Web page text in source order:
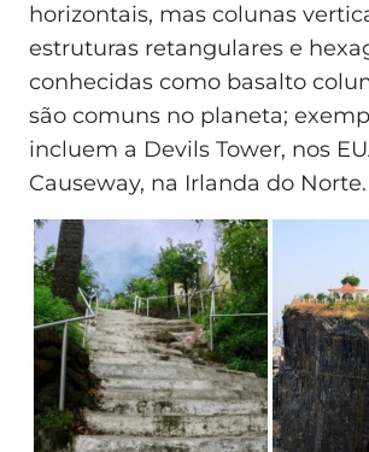
horizontais, mas colunas
estruturas retangulares e
conhecidas como basalto
são comuns no planeta;
incluem a Devils Tower, nos
Causeway, na Irlanda do Norte.